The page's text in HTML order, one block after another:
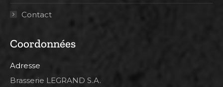
Contact
Coordonnées
Adresse
Brasserie LEGRAND S.A.